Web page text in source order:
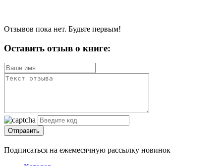
Отзывов пока нет. Будьте первым!
Оставить отзыв о книге:
Отправить
Подписаться на ежемесячную рассылку новинок